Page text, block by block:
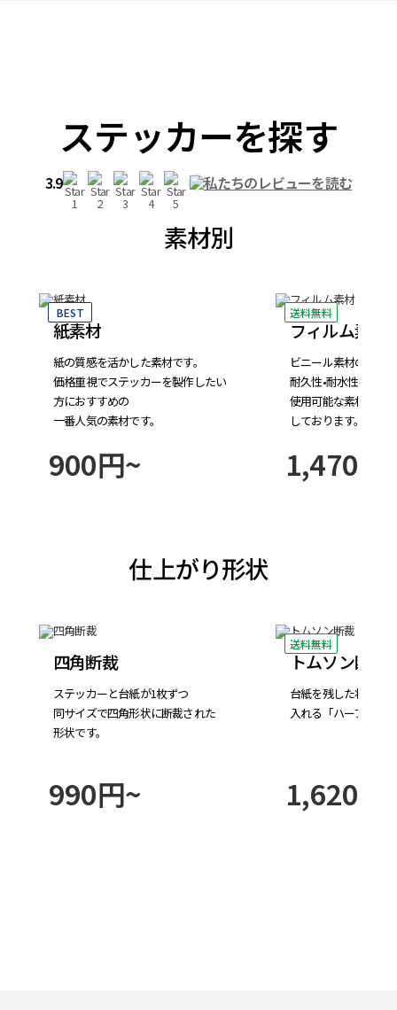
ステッカーを探す
3.9 私たちのレビューを読む
素材別
紙素材
BEST
紙の質感を活かした素材です。
価格重視でステッカーを製作したい
方におすすめの
一番人気の素材です。
900円~
フィルム素材
送料無料
ビニール素材の
耐久性•耐水性
使用可能な素材も
しております。
1,470円
仕上がり形状
四角断裁
ステッカーと台紙が1枚ずつ
同サイズで四角形状に断裁された
形状です。
990円~
トムソン断裁
BEST
送料無料
台紙を残した状態で
入れる 「ハーフカッ
1,620円